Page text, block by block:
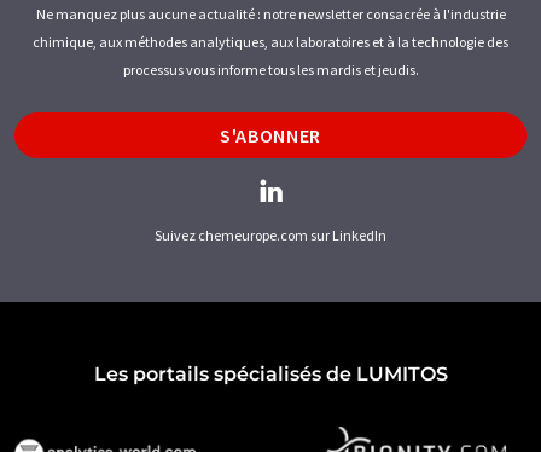
Ne manquez plus aucune actualité : notre newsletter consacrée à l'industrie
chimique, aux méthodes analytiques, aux laboratoires et à la technologie des
processus vous informe tous les mardis et jeudis.
S'ABONNER
Suivez chemeurope.com sur LinkedIn
Les portails spécialisés de LUMITOS